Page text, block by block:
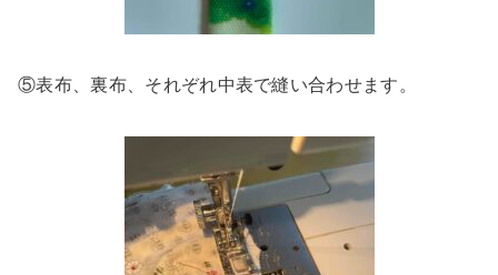
⑤表布、裏布、それぞれ中表で縫い合わせます。